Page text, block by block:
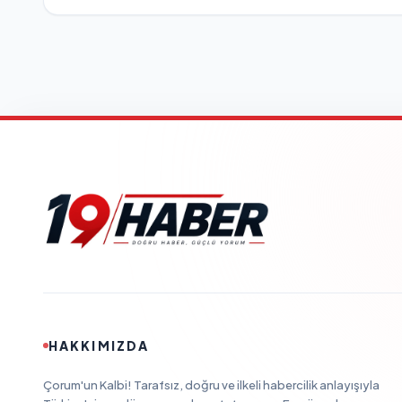
HAKKIMIZDA
Çorum'un Kalbi! Tarafsız, doğru ve ilkeli habercilik anlayışıyla